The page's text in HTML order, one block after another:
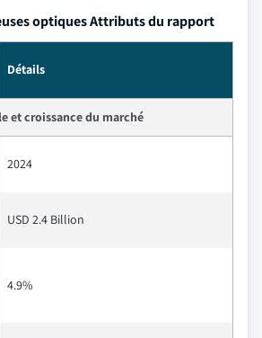
optiques Attributs du rapport
Détails
et croissance du marché
2024
USD 2.4 Billion
4.9%